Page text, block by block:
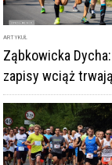
ARTYKUŁ
Ząbkowicka
zapisy wciąż